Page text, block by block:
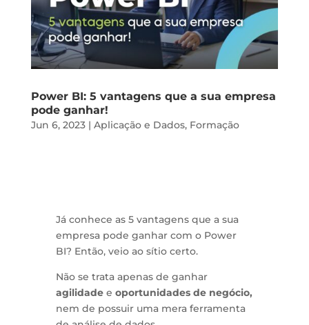
Power BI: 5 vantagens que a sua empresa
pode ganhar!
Jun 6, 2023| Aplicação e Dados, Formação
Já conhece as 5 vantagens que a sua
empresa pode ganhar com o Power
BI? Então, veio ao sítio certo.
Não se trata apenas de ganhar
agilidadee oportunidades de negócio,
nem de possuir uma mera ferramenta